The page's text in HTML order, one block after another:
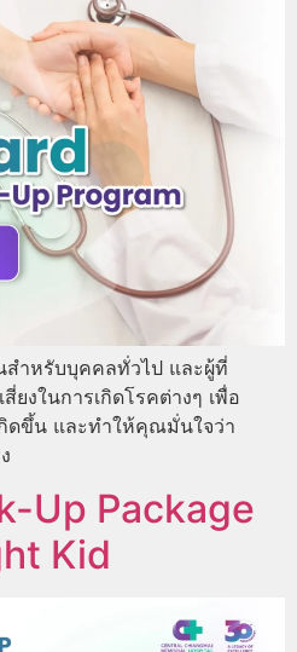
สำหรับบุคคลทั่วไป และผู้ที่
ยงในการเกิดโรคต่างๆ เพื่อ
ดขึ้น และทำให้คุณมั่นใจว่า
Up Package
Kid